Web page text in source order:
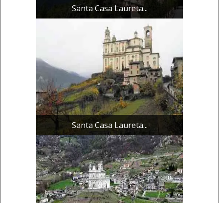
Santa Casa Laureta...
Santa Casa Laureta...